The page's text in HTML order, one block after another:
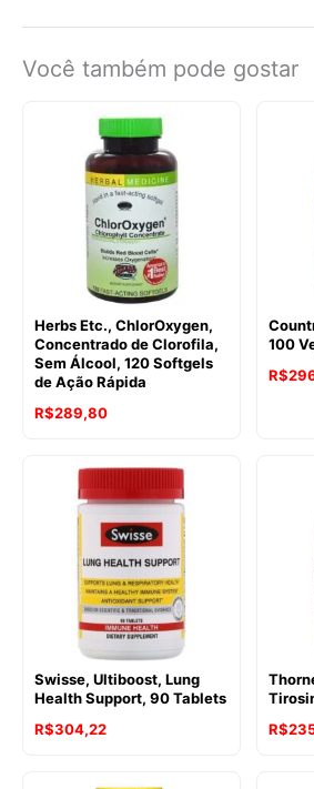
Você também pode gostar
Herbs Etc., ChlorOxygen,
Concentrado de Clorofila,
Sem Álcool, 120 Softgels
de Ação Rápida
R$289,80
100
R$
Swisse, Ultiboost, Lung
Health Support, 90 Tablets
R$304,22
R$